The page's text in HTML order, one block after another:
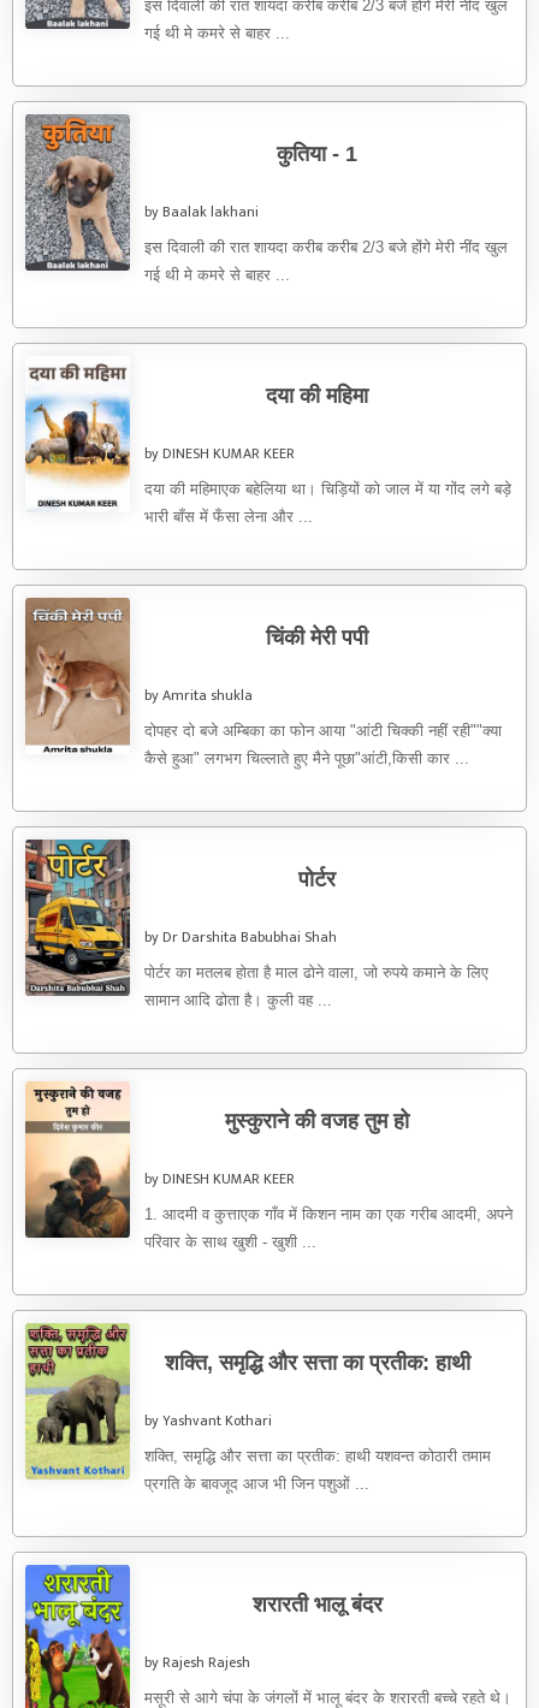
इस दिवाली की रात शायदा करीब करीब 2/3 बजे होंगे मेरी नींद खुल
गई थी मे कमरे से बाहर ...
कुतिया - 1
by Baalak lakhani
इस दिवाली की रात शायदा करीब करीब 2/3 बजे होंगे मेरी नींद खुल
गई थी मे कमरे से बाहर ...
दया की महिमा
by DINESH KUMAR KEER
दया की महिमाएक बहेलिया था। चिड़ियों को जाल में या गोंद लगे बड़े
भारी बाँस में फँसा लेना और ...
चिंकी मेरी पपी
by Amrita shukla
दोपहर दो बजे अम्बिका का फोन आया "आंटी चिक्की नहीं रही""क्या
कैसे हुआ" लगभग चिल्लाते हुए मैने पूछा"आंटी,किसी कार ...
पोर्टर
by Dr Darshita Babubhai Shah
पोर्टर का मतलब होता है माल ढोने वाला, जो रुपये कमाने के लिए
सामान आदि ढोता है। कुली वह ...
मुस्कुराने की वजह तुम हो
by DINESH KUMAR KEER
1. आदमी व कुत्ताएक गाँव में किशन नाम का एक गरीब आदमी, अपने
परिवार के साथ खुशी - खुशी ...
शक्ति, समृद्धि और सत्ता का प्रतीक: हाथी
by Yashvant Kothari
शक्ति, समृद्धि और सत्ता का प्रतीक: हाथी यशवन्त कोठारी तमाम
प्रगति के बावजूद आज भी जिन पशुओं ...
शरारती भालू बंदर
by Rajesh Rajesh
मसूरी से आगे चंपा के जंगलों में भालू बंदर के शरारती बच्चे रहते थे।